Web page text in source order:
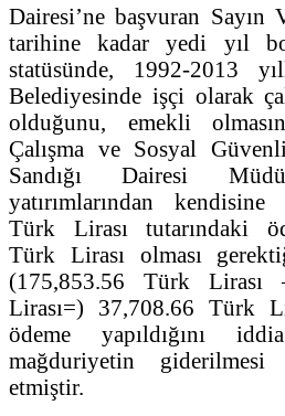
Dairesi’ne başvuran
tarihine kadar yedi yıl
statüsünde, 1992-2013
Belediyesinde işçi olarak
olduğunu, emekli
Çalışma ve Sosyal
Sandığı Dairesi
yatırımlarından
Türk Lirası tutarındaki
Türk Lirası olması
(175,853.56 Türk Lirası
Lirası=) 37,708.66 Türk
ödeme yapıldığını
mağduriyetin
etmiştir.